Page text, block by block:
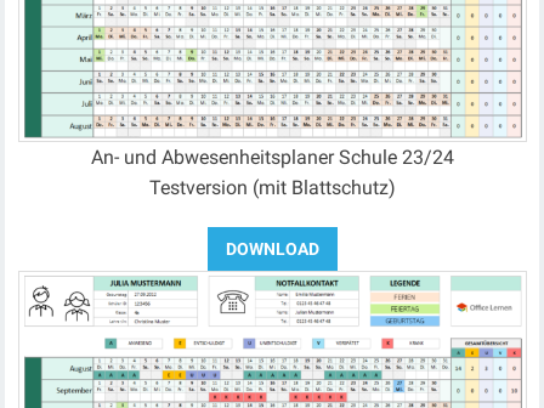
An- und Abwesenheitsplaner Schule 23/24
Testversion (mit Blattschutz)